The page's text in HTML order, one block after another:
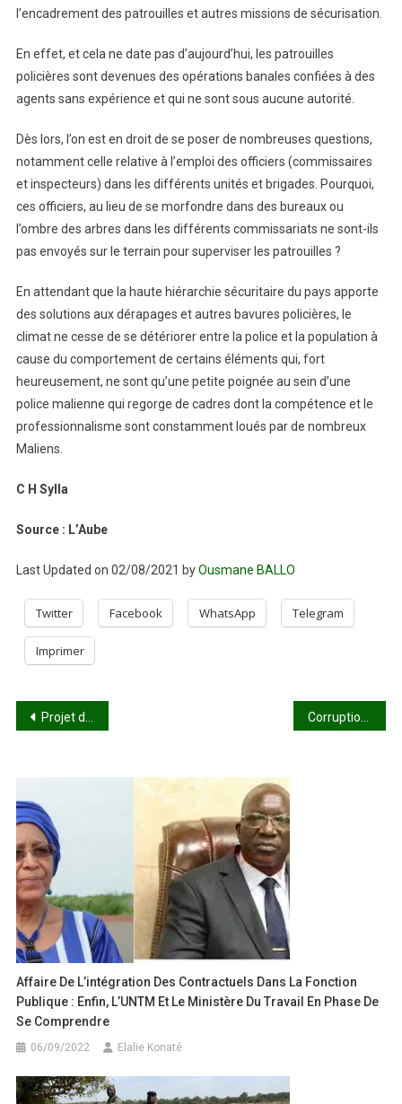
l’encadrement des patrouilles et autres missions de sécurisation.
En effet, et cela ne date pas d’aujourd’hui, les patrouilles
policières sont devenues des opérations banales confiées à des
agents sans expérience et qui ne sont sous aucune autorité.
Dès lors, l’on est en droit de se poser de nombreuses questions,
notamment celle relative à l’emploi des officiers (commissaires
et inspecteurs) dans les différents unités et brigades. Pourquoi,
ces officiers, au lieu de se morfondre dans des bureaux ou
l’ombre des arbres dans les différents commissariats ne sont-ils
pas envoyés sur le terrain pour superviser les patrouilles ?
En attendant que la haute hiérarchie sécuritaire du pays apporte
des solutions aux dérapages et autres bavures policières, le
climat ne cesse de se détériorer entre la police et la population à
cause du comportement de certains éléments qui, fort
heureusement, ne sont qu’une petite poignée au sein d’une
police malienne qui regorge de cadres dont la compétence et le
professionnalisme sont constamment loués par de nombreux
Maliens.
C H Sylla
Source : L’Aube
Last Updated on 02/08/2021 byOusmane BALLO
Twitter Facebook WhatsApp Telegram
Imprimer
Navigation
l’article
Projet de stabilisation de Liptako-Gourma : le ministre Lamine Seydou Traoré à Ouagadougou pour la première réunion du Comité Régional de Pilotage Corruption et délinquance financière : fin d’impunité pour les pilleurs ?
Affaire De L’intégration Des Contractuels Dans La Fonction
Publique : Enfin, L’UNTM Et Le Ministère Du Travail En Phase De
Se Comprendre
06/09/2022 Elalie Konaté